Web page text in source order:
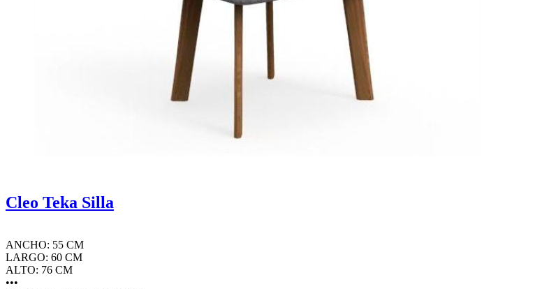
Cleo Teka Silla
ANCHO: 55 CM
LARGO: 60 CM
ALTO: 76 CM
•••